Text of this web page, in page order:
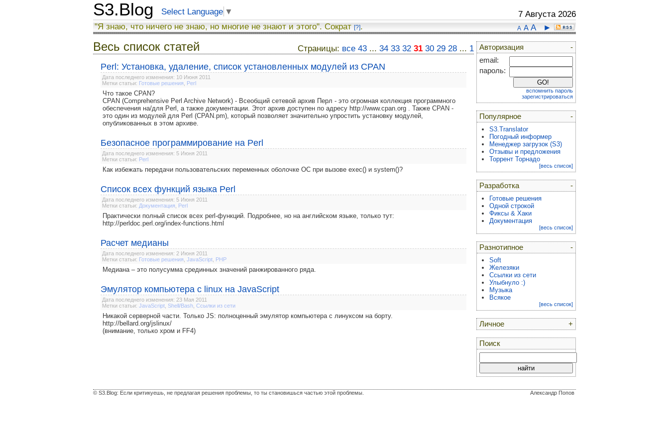
S3.Blog Select Language ▼ 7 Августа 2026
A A A ►
"Я знаю, что ничего не знаю, но многие не знают и этого". Сократ [?].
Страницы: все 43 ... 34 33 32 31 30 29 28 ... 1
Весь список статей
Perl: Установка, удаление, список установленных модулей из CPAN
Дата последнего изменения: 10 Июня 2011
Метки статьи: Готовые решения Perl
Что такое CPAN?
CPAN (Comprehensive Perl Archive Network) - Всеобщий сетевой архив Перл - это огромная коллекция программного
обеспечения на/для Perl, а также документации. Этот архив доступен по адресу http://www.cpan.org . Также CPAN -
это один из модулей для Perl (CPAN.pm), который позволяет значительно упростить установку модулей,
опубликованных в этом архиве.
Безопасное программирование на Perl
Дата последнего изменения: 5 Июня 2011
Метки статьи: Perl
Как избежать передачи пользовательских переменных оболочке ОС при вызове exec() и system()?
Список всех функций языка Perl
Дата последнего изменения: 5 Июня 2011
Метки статьи: Документация Perl
Практически полный список всех perl-функций. Подробнее, но на английском языке, только тут:
http://perldoc.perl.org/index-functions.html
Расчет медианы
Дата последнего изменения: 2 Июня 2011
Метки статьи: Готовые решения JavaScript PHP
Медиана – это полусумма срединных значений ранжированного ряда.
Эмулятор компьютера с linux на JavaScript
Дата последнего изменения: 23 Мая 2011
Метки статьи: JavaScript Shell/Bash Ссылки из сети
Никакой серверной части. Только JS: полноценный эмулятор компьютера с линуксом на борту.
http://bellard.org/jslinux/
(внимание, только хром и FF4)
-
Авторизация
email:
пароль:
вспомнить пароль
зарегистрироваться
-
Популярное
S3.Translator
Погодный информер
Менеджер загрузок (S3)
Отзывы и предложения
Торрент Торнадо
[весь список]
-
Разработка
Готовые решения
Одной строкой
Фиксы & Хаки
Документация
[весь список]
-
Разнотипное
Soft
Железяки
Ссылки из сети
Улыбнуло :)
Музыка
Всякое
[весь список]
+
Личное
Поиск
Александр Попов
© S3.Blog: Если критикуешь, не предлагая решения проблемы, то ты становишься частью этой проблемы.